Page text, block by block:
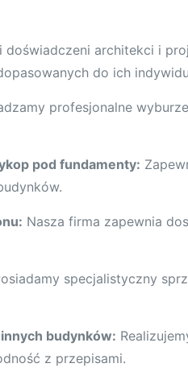
doświadczeni architekci i
do ich
profesjonalne
pod fundamenty:
Nasza firma zapewnia
specjalistyczny
budynków:
z przepisami.